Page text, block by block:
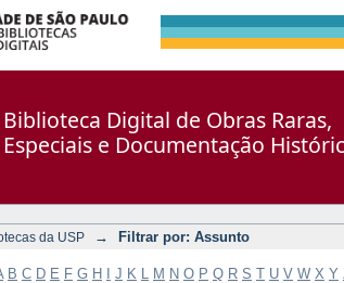
Biblioteca Digital de Obras Raras,
Especiais e Documentação
da USP → Filtrar por: Assunto
B C D E F G H J K M N O P Q R S T U V W X Y